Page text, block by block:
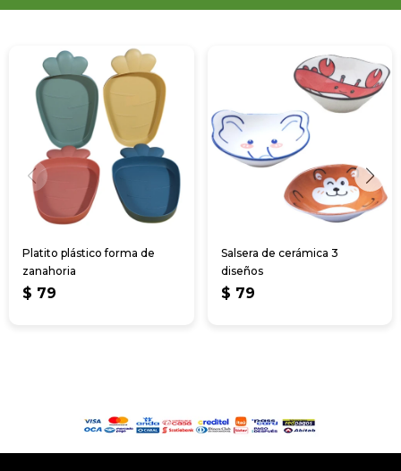
Platito plástico forma de
zanahoria
$ 79
Salsera de cerámica 3
diseños
$ 79